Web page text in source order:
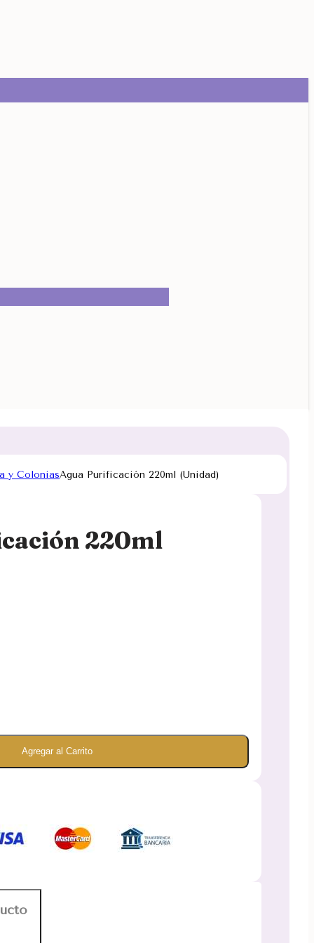
y ColoniasAgua Purificación 220ml (Unidad)
220ml
Agregar al Carrito